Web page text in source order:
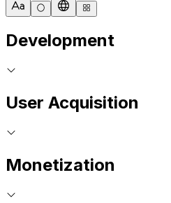
Development
User Acquisition
Monetization